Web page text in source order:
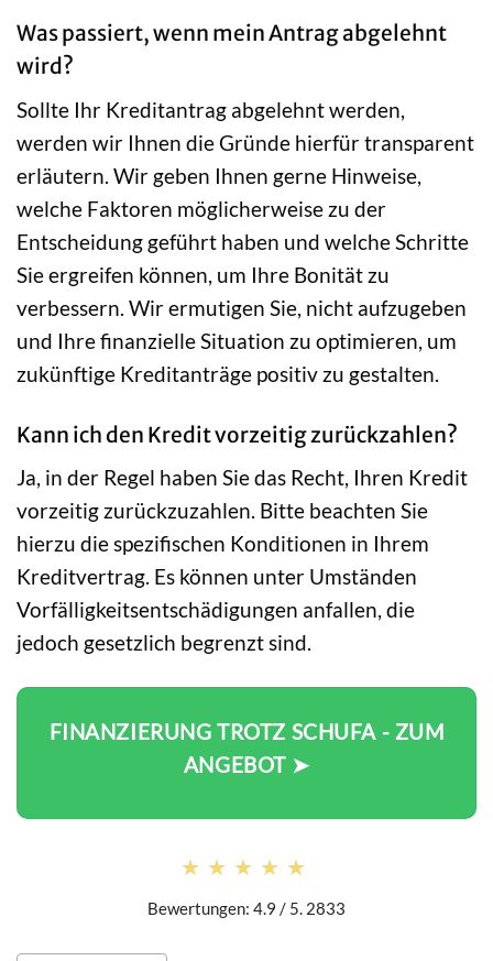
Was passiert, wenn mein Antrag abgelehnt
wird?
Sollte Ihr Kreditantrag abgelehnt werden,
werden wir Ihnen die Gründe hierfür transparent
erläutern. Wir geben Ihnen gerne Hinweise,
welche Faktoren möglicherweise zu der
Entscheidung geführt haben und welche Schritte
Sie ergreifen können, um Ihre Bonität zu
verbessern. Wir ermutigen Sie, nicht aufzugeben
und Ihre finanzielle Situation zu optimieren, um
zukünftige Kreditanträge positiv zu gestalten.
Kann ich den Kredit vorzeitig zurückzahlen?
Ja, in der Regel haben Sie das Recht, Ihren Kredit
vorzeitig zurückzuzahlen. Bitte beachten Sie
hierzu die spezifischen Konditionen in Ihrem
Kreditvertrag. Es können unter Umständen
Vorfälligkeitsentschädigungen anfallen, die
jedoch gesetzlich begrenzt sind.
FINANZIERUNG TROTZ SCHUFA - ZUM
ANGEBOT ➤
★★★★★
★★★★★
Bewertungen: 4.9 / 5. 2833